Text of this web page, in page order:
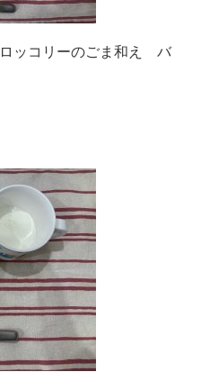
ッコリーのごま和え バ